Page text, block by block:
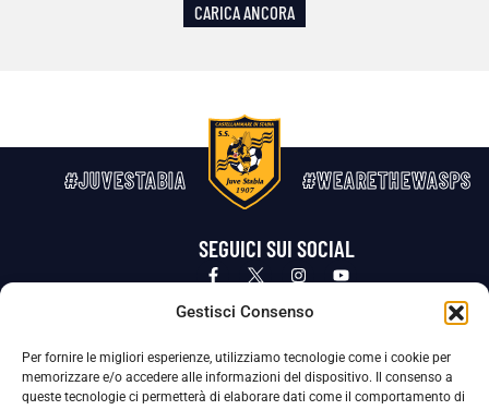
Gestisci Consenso
Per fornire le migliori esperienze, utilizziamo tecnologie come i cookie per
memorizzare e/o accedere alle informazioni del dispositivo. Il consenso a
queste tecnologie ci permetterà di elaborare dati come il comportamento di
CARICA ANCORA
#JUVESTABIA #WEARETHEWASPS
SEGUICI SUI SOCIAL
Privacy Policy Cookie Policy
La Società ha nominato il Responsabile della Protezione dei Dati Personali (DPO), figura specializzata che vigila sulle modalità
adottate dalla nostra Società per tutelare i Suoi dati personali.